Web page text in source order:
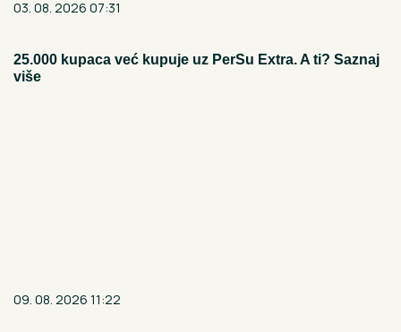
03. 08. 2026 07:31
25.000 kupaca već kupuje uz PerSu Extra. A ti? Saznaj
više
09. 08. 2026 11:22